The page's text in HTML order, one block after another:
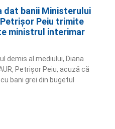
dat banii Ministerului
Peiu trimite
ministrul interimar
demis al mediului, Diana
Petrișor Peiu, acuză că
bani grei din bugetul